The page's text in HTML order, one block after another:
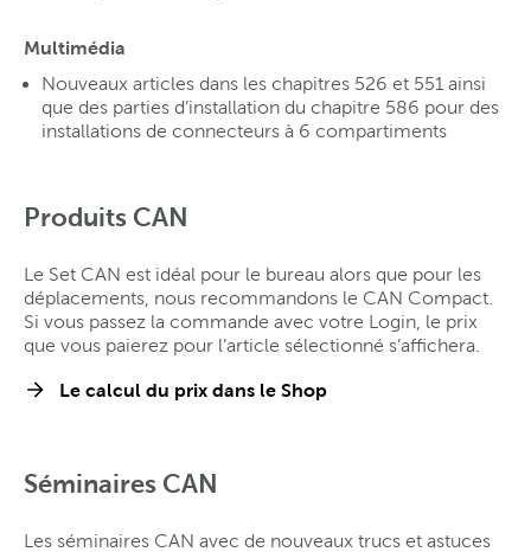
Multimédia
Nouveaux articles dans les chapitres 526 et 551 ainsi
que des parties d’installation du chapitre 586 pour des
installations de connecteurs à 6 compartiments
Produits CAN
Le Set CAN est idéal pour le bureau alors que pour les
déplacements, nous recommandons le CAN Compact.
Si vous passez la commande avec votre Login, le prix
que vous paierez pour l’article sélectionné s’affichera.
Le calcul du prix dans le Shop
Séminaires CAN
Les séminaires CAN avec de nouveaux trucs et astuces